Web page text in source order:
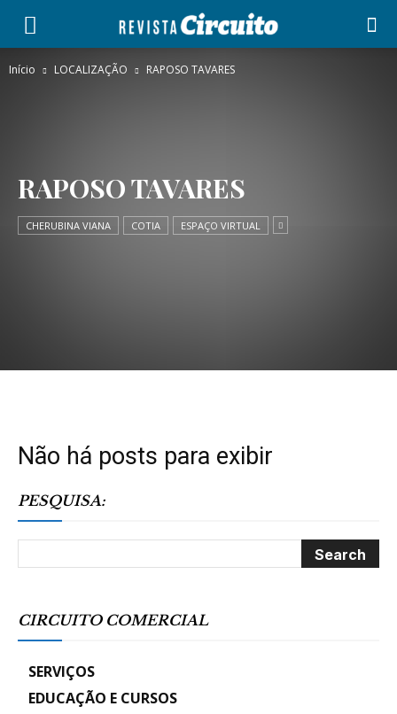
Início LOCALIZAÇÃO RAPOSO TAVARES
RAPOSO TAVARES
CHERUBINA VIANA COTIA ESPAÇO VIRTUAL
Não há posts para exibir
PESQUISA:
CIRCUITO COMERCIAL
SERVIÇOS
EDUCAÇÃO E CURSOS